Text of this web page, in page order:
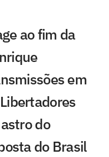
ao fim da
em
do
do Brasil